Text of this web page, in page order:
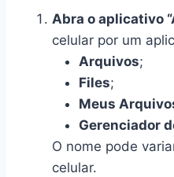
Abra o aplicativo
celular por um
Arquivos;
Files;
Meus
Gerenciador
O nome pode
celular.